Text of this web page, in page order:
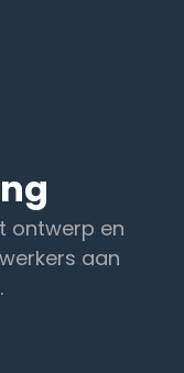
ontwerp en
aan